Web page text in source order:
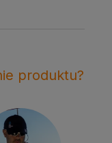
produktu?